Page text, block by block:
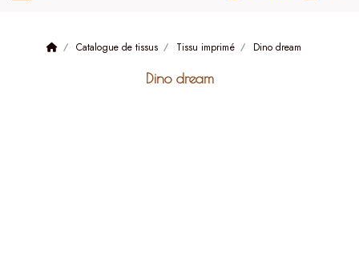
Catalogue de tissus Tissu imprimé Dino dream
Dino dream